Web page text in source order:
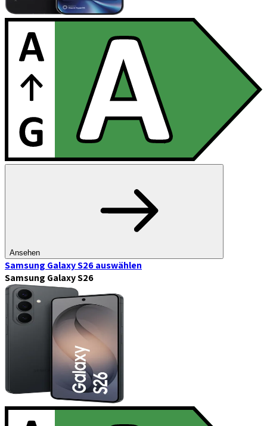
Ansehen
Samsung Galaxy S26auswählen
Samsung Galaxy S26